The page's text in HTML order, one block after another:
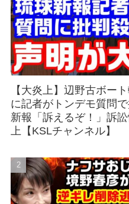
【大炎上】辺野古ボー
に記者がトンデモ質問
新報「訴えるぞ！」訴
上【KSLチャンネル】